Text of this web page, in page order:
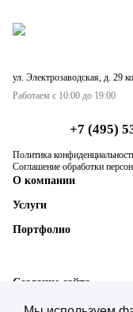
ул. Электрозаводская, д. 29
Работаем с 10:00 до 19:00
+7 (495)
Политика
Соглашение обработки
О компании
Услуги
Портфолио
Создание сайта
SEO-продвижение